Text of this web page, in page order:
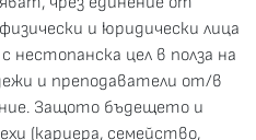
и юридически лица
нестопанска цел в полза на
и преподаватели от/в
Защото бъдещето и
(кариера, семейство,